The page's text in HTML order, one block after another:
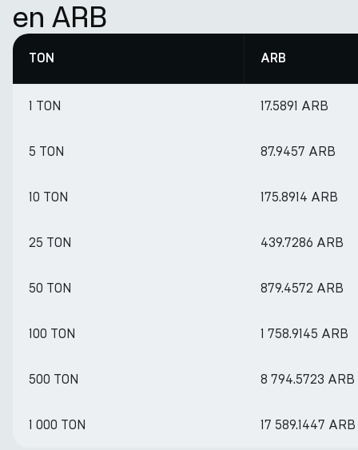
en ARB
TON ARB
1 TON 17.5891 ARB
5 TON 87.9457 ARB
10 TON 175.8914 ARB
25 TON 439.7286 ARB
50 TON 879.4572 ARB
100 TON 1 758.9145 ARB
500 TON 8 794.5723 ARB
1 000 TON 17 589.1447 ARB